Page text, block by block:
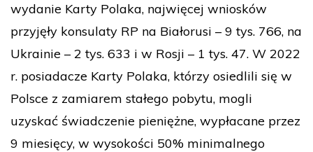
wydanie Karty Polaka, najwięcej wniosków
przyjęły konsulaty RP na Białorusi – 9 tys. 766, na
Ukrainie – 2 tys. 633 i w Rosji – 1 tys. 47. W 2022
r. posiadacze Karty Polaka, którzy osiedlili się w
Polsce z zamiarem stałego pobytu, mogli
uzyskać świadczenie pieniężne, wypłacane przez
9 miesięcy, w wysokości 50% minimalnego